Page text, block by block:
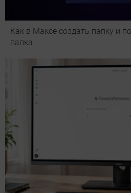
Как в Максе создать папку и
папка